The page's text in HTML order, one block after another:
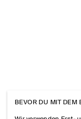
BEVOR DU MIT